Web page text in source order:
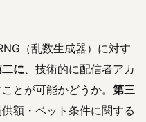
（乱数生成器）に対す
に、技術的に配信者アカ
とが可能かどうか。 第三
額・ベット条件に関する